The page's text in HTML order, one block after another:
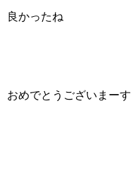
良かったね
おめでとうございまーす